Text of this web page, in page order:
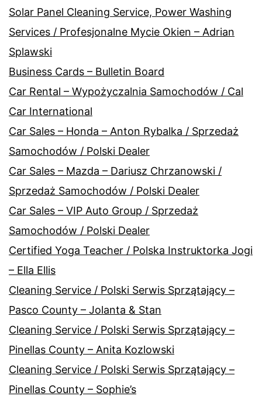
Solar Panel Cleaning Service, Power Washing
Services / Profesjonalne Mycie Okien – Adrian
Splawski
Business Cards – Bulletin Board
Car Rental – Wypożyczalnia Samochodów / Cal
Car International
Car Sales – Honda – Anton Rybalka / Sprzedaż
Samochodów / Polski Dealer
Car Sales – Mazda – Dariusz Chrzanowski /
Sprzedaż Samochodów / Polski Dealer
Car Sales – VIP Auto Group / Sprzedaż
Samochodów / Polski Dealer
Certified Yoga Teacher / Polska Instruktorka Jogi
– Ella Ellis
Cleaning Service / Polski Serwis Sprzątający –
Pasco County – Jolanta & Stan
Cleaning Service / Polski Serwis Sprzątający –
Pinellas County – Anita Kozlowski
Cleaning Service / Polski Serwis Sprzątający –
Pinellas County – Sophie’s